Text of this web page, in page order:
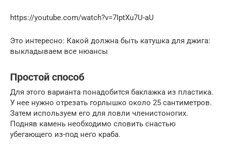
https://youtube.com/watch?v=7IptXu7U-aU
Это интересно: Какой должна быть катушка для джига:
выкладываем все нюансы
Простой способ
Для этого варианта понадобится баклажка из пластика.
У нее нужно отрезать горлышко около 25 сантиметров.
Затем используем его для ловли членистоногих.
Подняв камень необходимо словить снастью
убегающего из-под него краба.